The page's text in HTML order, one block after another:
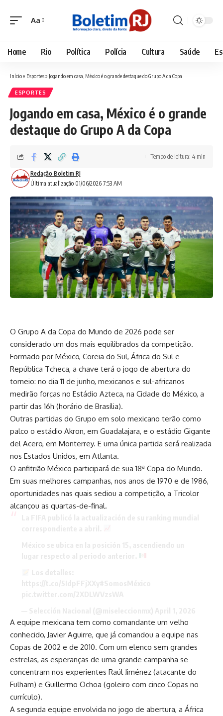
Font
Aa
Home Rio Política Polícia Cultura Saúde
Início» Esportes» Jogando em casa, México é o grande destaque do Grupo A da Copa
ESPORTES
Jogando em casa, México é o grande
destaque do Grupo A da Copa
Última atualização 01/06/2026 7:53 AM
Redação Boletim RJ
Tempo de leitura: 4 min
O Grupo A da Copa do Mundo de 2026 pode ser
considerado um dos mais equilibrados da competição.
Formado por México, Coreia do Sul, África do Sul e
República Tcheca, a chave terá o jogo de abertura do
torneio: no dia 11 de junho, mexicanos e sul-africanos
medirão forças no Estádio Azteca, na Cidade do México, a
partir das 16h (horário de Brasília).
Outras partidas do Grupo em solo mexicano terão como
palco o estádio Akron, em Guadalajara, e o estádio Gigante
del Acero, em Monterrey. E uma única partida será realizada
nos Estados Unidos, em Atlanta.
O anfitrião México participará de sua 18ª Copa do Mundo.
Em suas melhores campanhas, nos anos de 1970 e de 1986,
oportunidades nas quais sediou a competição, a Tricolor
alcançou as quartas-de-final.
A equipe mexicana tem como comandante um velho
conhecido, Javier Aguirre, que já comandou a equipe nas
Copas de 2002 e de 2010. Com um elenco sem grandes
estrelas, as esperanças de uma grande campanha se
concentram nos experientes Raúl Jiménez (atacante do
Fulham) e Guillermo Ochoa (goleiro com cinco Copas no
currículo).
A segunda equipe envolvida no jogo de abertura, a África